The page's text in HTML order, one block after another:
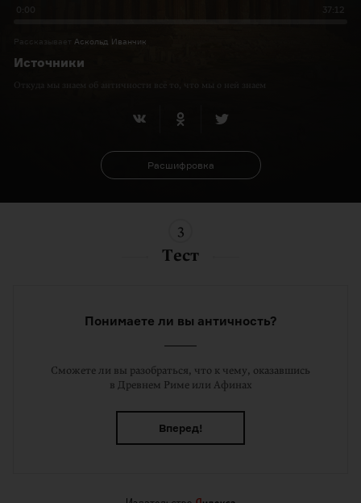
0:00 37:12
Рассказывает Аскольд Иванчик
Источники
Откуда мы знаем об античности всё то, что мы о ней знаем
Расшифровка
3
Тест
Понимаете ли вы античность?
Сможете ли вы разобраться, что к чему, оказавшись
в Древнем Риме или Афинах
Вперед!